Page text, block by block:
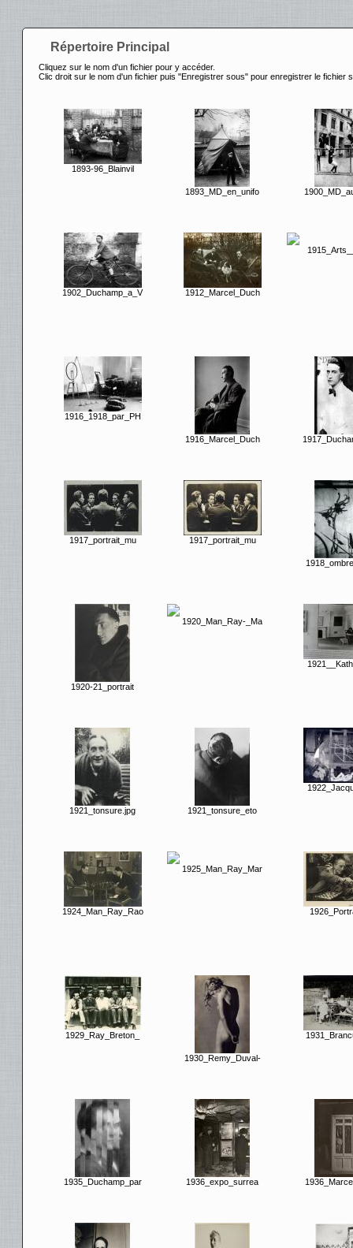
Répertoire Principal
Cliquez sur le nom d'un fichier pour y accéder.
Clic droit sur le nom d'un fichier puis "Enregistrer sous" pour enregistrer le fichier
1893-96_Blainvil
1893_MD_en_unifo
1902_Duchamp_a_V 1912_Marcel_Duch
1916_1918_par_PH
1916_Marcel_Duch
1917_portrait_mu 1917_portrait_mu
1920-21_portrait
1920_Man_Ray-_Ma
1921_tonsure.jpg 1921_tonsure_eto
1924_Man_Ray_Rao
1925_Man_Ray_Mar
1929_Ray_Breton_
1930_Remy_Duval-
1935_Duchamp_par 1936_expo_surrea